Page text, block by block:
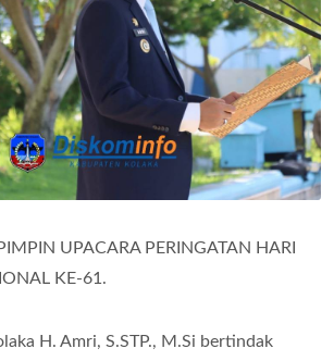
UPACARA PERINGATAN HARI
KE-61.
H. Amri, S.STP., M.Si bertindak